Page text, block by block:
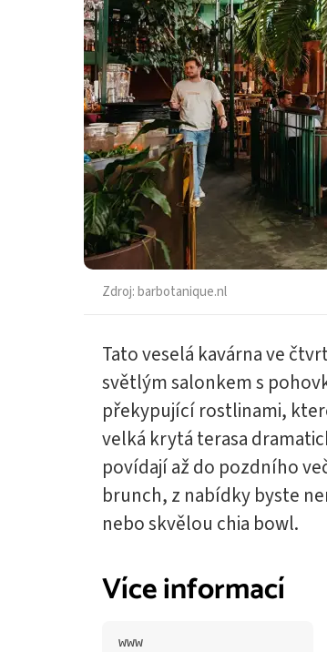
Zdroj:barbotanique.nl
Tato veselá kavárna ve
světlým salonkem s
překypující rostlinami,
velká krytá terasa
povídají až do pozdního
brunch, z nabídky byste
nebo skvělou chia bowl.
Více informací